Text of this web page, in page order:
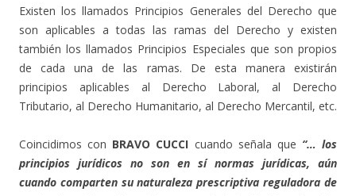
Existen los llamados Principios Generales del Derecho que
son aplicables a todas las ramas del Derecho y existen
también los llamados Principios Especiales que son propios
de cada una de las ramas. De esta manera existirán
principios aplicables al Derecho Laboral, al Derecho
Tributario, al Derecho Humanitario, al Derecho Mercantil, etc.
Coincidimos con BRAVO CUCCI cuando señala que “… los
principios jurídicos no son en sí normas jurídicas, aún
cuando comparten su naturaleza prescriptiva reguladora de